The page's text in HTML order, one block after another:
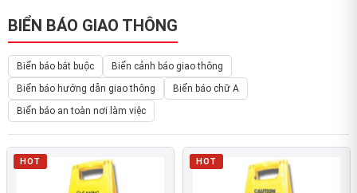
BIỂN BÁO GIAO THÔNG
Biển báo bắt buộc
Biển cảnh báo giao thông
Biển báo hướng dẫn giao thông
Biển báo chữ A
Biển báo an toàn nơi làm việc
HOT HOT